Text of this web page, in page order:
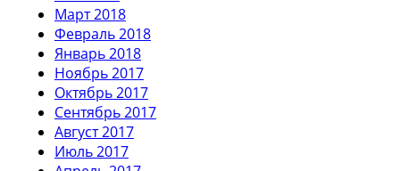
Март 2018
Февраль 2018
Январь 2018
Ноябрь 2017
Октябрь 2017
Сентябрь 2017
Август 2017
Июль 2017